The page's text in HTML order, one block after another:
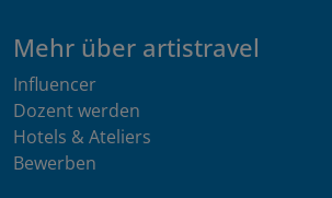
Mehr über artistravel
Influencer
Dozent werden
Hotels & Ateliers
Bewerben